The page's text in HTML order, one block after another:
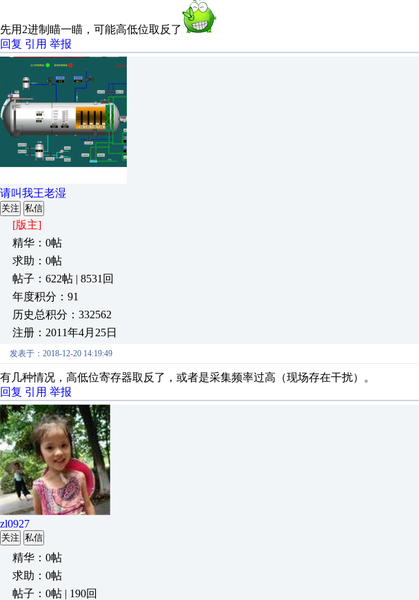
先用2进制瞄一瞄，可能高低位取反了
回复 引用 举报
请叫我王老湿
关注 私信
[版主]
精华：0帖
求助：0帖
帖子：622帖 | 8531回
年度积分：91
历史总积分：332562
注册：2011年4月25日
发表于：2018-12-20 14:19:49
有几种情况，高低位寄存器取反了，或者是采集频率过高（现场存在干扰）。
回复 引用 举报
zl0927
关注 私信
精华：0帖
求助：0帖
帖子：0帖 | 190回